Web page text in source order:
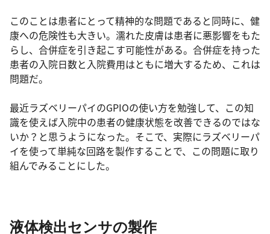
このことは患者にとって精神的な問題であると同時に、健
康への危険性も大きい。濡れた皮膚は患者に悪影響をもた
らし、合併症を引き起こす可能性がある。合併症を持った
患者の入院日数と入院費用はともに増大するため、これは
問題だ。
最近ラズベリーパイのGPIOの使い方を勉強して、この知
識を使えば入院中の患者の健康状態を改善できるのではな
いか？と思うようになった。そこで、実際にラズベリーパ
イを使って単純な回路を製作することで、この問題に取り
組んでみることにした。
液体検出センサの製作